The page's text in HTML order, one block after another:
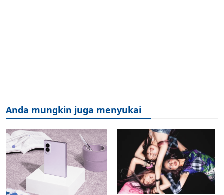
Anda mungkin juga menyukai